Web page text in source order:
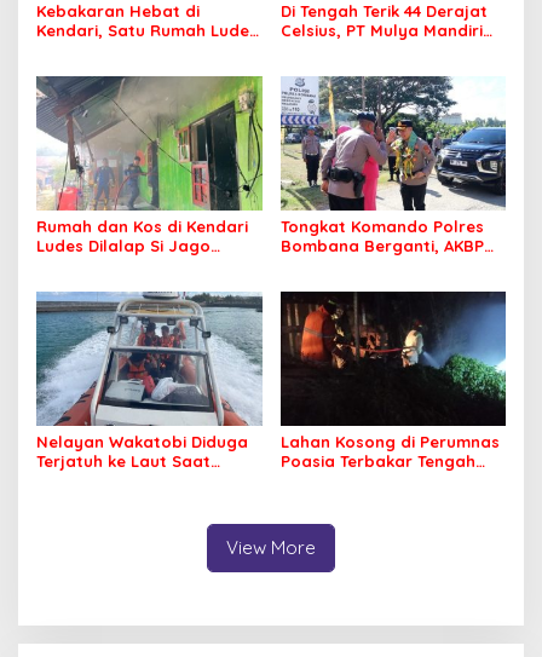
Kebakaran Hebat di
Kendari, Satu Rumah Ludes
Di Tengah Terik 44 Derajat
Celsius, PT Mulya Mandiri
Nyaman Beribadah
Rumah dan Kos di Kendari
Ludes Dilalap Si Jago
Tongkat Komando Polres
Bombana Berganti, AKBP
Nelayan Wakatobi Diduga
Terjatuh ke Laut Saat
Lahan Kosong di Perumnas
Poasia Terbakar Tengah
View More